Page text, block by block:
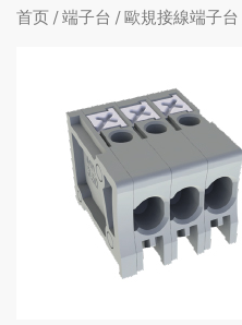
首页 /端子台 /歐規接線端子台